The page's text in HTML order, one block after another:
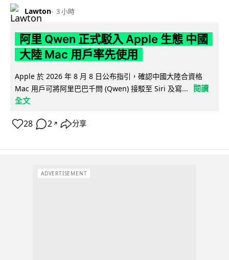
Lawton 3 小時
阿里 Qwen 正式駁入 Apple 生態 中國
大陸 Mac 用戶率先使用
Apple 於 2026 年 8 月 8 日公布指引，確認中國大陸合資格
Mac 用戶可將阿里巴巴千問 (Qwen) 接駁至 Siri 及寫...
閱讀
全文
28 2 ↗ 分享
ADVERTISEMENT